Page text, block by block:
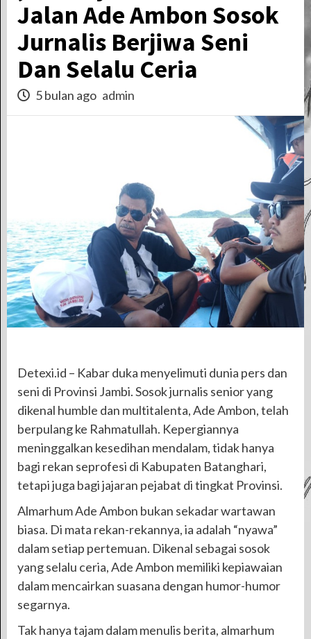
Jalan Ade Ambon Sosok
Jurnalis Berjiwa Seni
Dan Selalu Ceria
5 bulan ago admin
Detexi.id – Kabar duka menyelimuti dunia pers dan
seni di Provinsi Jambi. Sosok jurnalis senior yang
dikenal humble dan multitalenta, Ade Ambon, telah
berpulang ke Rahmatullah. Kepergiannya
meninggalkan kesedihan mendalam, tidak hanya
bagi rekan seprofesi di Kabupaten Batanghari,
tetapi juga bagi jajaran pejabat di tingkat Provinsi.
Almarhum Ade Ambon bukan sekadar wartawan
biasa. Di mata rekan-rekannya, ia adalah “nyawa”
dalam setiap pertemuan. Dikenal sebagai sosok
yang selalu ceria, Ade Ambon memiliki kepiawaian
dalam mencairkan suasana dengan humor-humor
segarnya.
Tak hanya tajam dalam menulis berita, almarhum